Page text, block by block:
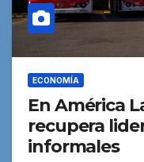
ECONOMÍA
En América
recupera
informales